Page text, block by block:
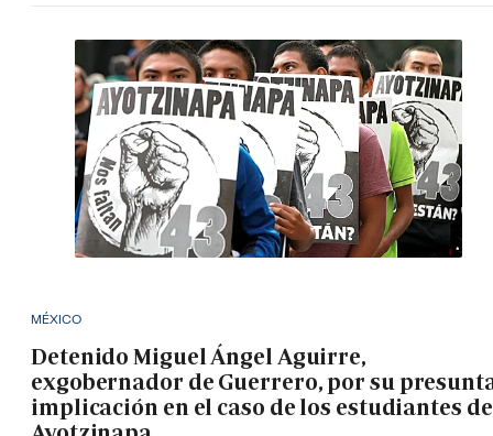
MÉXICO
Detenido Miguel Ángel Aguirre,
exgobernador de Guerrero, por su
implicación en el caso de los estudiantes de